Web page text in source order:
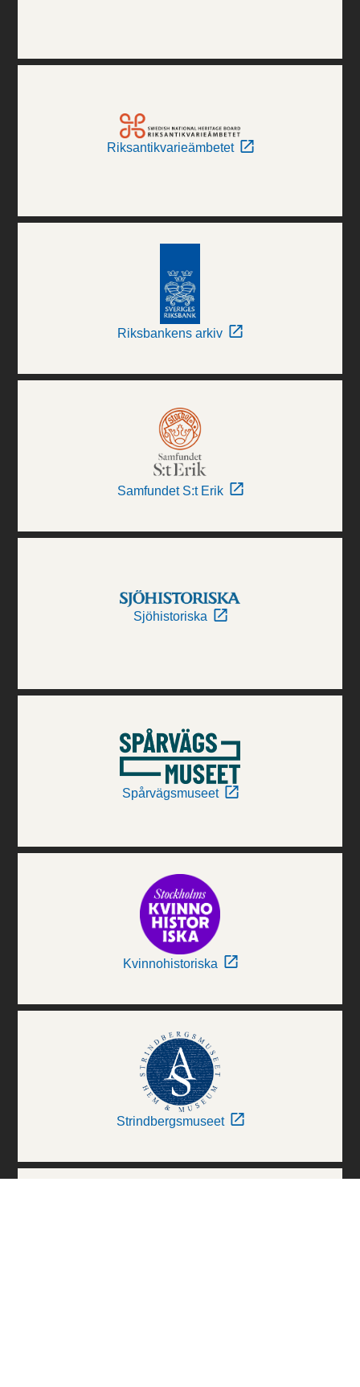
Riksantikvarieämbetet
Riksbankens arkiv
Samfundet S:t Erik
Sjöhistoriska
Spårvägsmuseet
Kvinnohistoriska
Strindbergsmuseet